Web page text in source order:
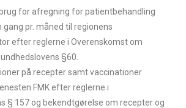
for afregning for patientbehandling
pr. måned til regionens
efter reglerne i Overenskomst om
§60.
på recepter samt vaccinationer
FMK efter reglerne i
§ 157 og bekendtgørelse om recepter og